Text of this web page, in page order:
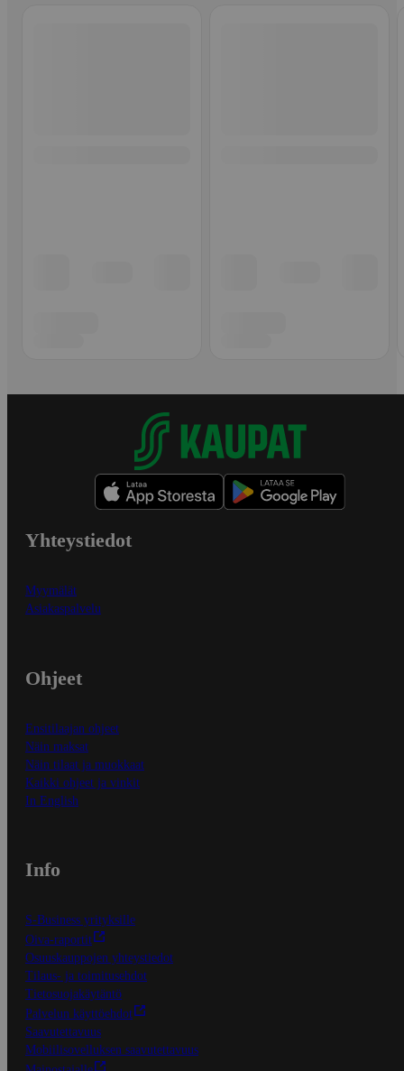
Yhteystiedot
Myymälät
Asiakaspalvelu
Ohjeet
Ensitilaajan ohjeet
Näin maksat
Näin tilaat ja muokkaat
Kaikki ohjeet ja vinkit
In English
Info
S-Business yrityksille
Oiva-raportit
Osuuskauppojen yhteystiedot
Tilaus- ja toimitusehdot
Tietosuojakäytäntö
Palvelun käyttöehdot
Saavutettavuus
Mobiilisovelluksen saavutettavuus